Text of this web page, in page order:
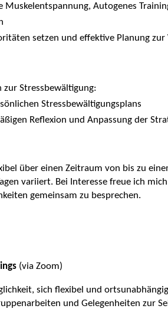
Muskelentspannung, Autogenes
setzen und effektive Planung
zur Stressbewältigung:
Stressbewältigungsplans
Reflexion und Anpassung der
über einen Zeitraum von bis zu
variiert. Bei Interesse freue ich
gemeinsam zu besprechen.
(via Zoom)
sich flexibel und
und Gelegenheiten zur